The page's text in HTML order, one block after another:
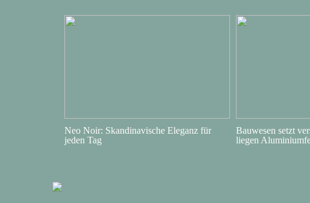
Neo Noir: Skandinavische Eleganz für
jeden Tag
Bauwesen setzt
liegen